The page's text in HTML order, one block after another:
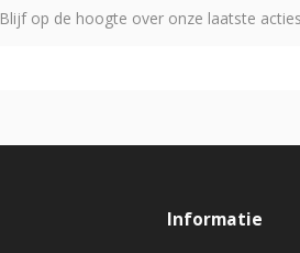
Blijf op de hoogte over onze laatste acties
Informatie